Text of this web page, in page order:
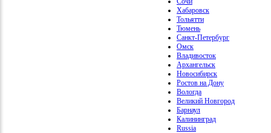
Хабаровск
Тольятти
Тюмень
Санкт-Петербург
Омск
Владивосток
Архангельск
Новосибирск
Ростов на Дону
Вологда
Великий Новгород
Барнаул
Калининград
Russia